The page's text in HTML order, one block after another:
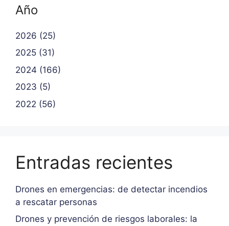
Año
2026 (25)
2025 (31)
2024 (166)
2023 (5)
2022 (56)
Entradas recientes
Drones en emergencias: de detectar incendios
a rescatar personas
Drones y prevención de riesgos laborales: la